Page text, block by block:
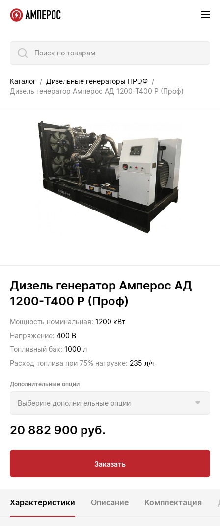
Поиск по товарам
Каталог
Дизельные генераторы ПРОФ
Дизель генератор Амперос АД 1200-Т400 P (Проф)
Дизель генератор Амперос АД
1200-Т400 P (Проф)
Мощность номинальная: 1200 кВт
Напряжение: 400 В
Топливный бак: 1000 л
Расход топлива при 75% нагрузке: 235 л/ч
Дополнительные опции
20 882 900 руб.
Заказать
Характеристики Описание Комплектация